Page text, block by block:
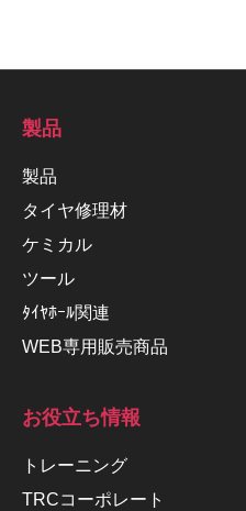
製品
製品
タイヤ修理材
ケミカル
ツール
ﾀｲﾔﾎｰﾙ関連
WEB専用販売商品
お役立ち情報
トレーニング
TRCコーポレート